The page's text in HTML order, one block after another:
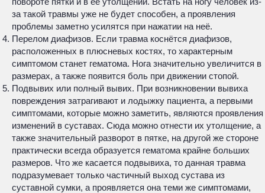
за такой травмы уже не будет способен, а проявления
проблемы заметно усилятся при нажатии на неё.
Перелом диафизов. Если травма коснётся диафизов,
расположенных в плюсневых костях, то характерным
симптомом станет гематома. Нога значительно увеличится в
размерах, а также появится боль при движении стопой.
Подвывих или полный вывих. При возникновении вывиха
повреждения затрагивают и лодыжку пациента, а первыми
симптомами, которые можно заметить, являются проявления
изменений в суставах. Сюда можно отнести их утолщение, а
также значительный разворот в пятке, на другой же стороне
практически всегда образуется гематома крайне больших
размеров. Что же касается подвывиха, то данная травма
подразумевает только частичный выход сустава из
суставной сумки, а проявляется она теми же симптомами,